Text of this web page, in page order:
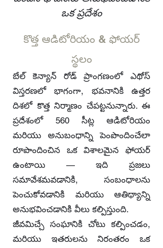
ఒక ప్రదేశం
కొత్త ఆడిటోరియం & ఫోయర్
స్థలం
బేల్ కెన్యాన్ రోడ్ ప్రాంగణంలో ఎథోస్
విస్తరణలో భాగంగా, భవనానికి ఉత్తర
దిశలో కొత్త నిర్మాణం చేపట్టనున్నారు. ఈ
ప్రదేశంలో 560 సీట్ల ఆడిటోరియం
మరియు అనుబంధాన్ని పెంపొందించేలా
రూపొందించిన ఒక విశాలమైన ఫోయర్
ఉంటాయి — ఇది ప్రజలు
సమావేశమవడానికి, సంబంధాలను
పెంచుకోవడానికి మరియు ఆతిథ్యాన్ని
అనుభవించడానికి వీలు కల్పిస్తుంది.
జీవమిచ్చే సంఘానికి చోటు కల్పించడం,
మరియు ఇతరులను నిరంతరం ఒక